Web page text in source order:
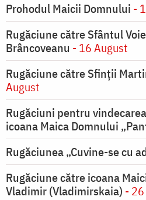
Prohodul Maicii Domnului -
Rugăciune către Sfântul
Brâncoveanu - 16 August
Rugăciune către Sfinții
August
Rugăciuni pentru
icoana Maica Domnului
Rugăciunea „Cuvine-se cu
Rugăciune către icoana
Vladimir (Vladimirskaia) -